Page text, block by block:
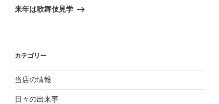
ゲ
ン
稿
の
来年は歌舞伎見学
カテゴリー
当店の情報
日々の出来事